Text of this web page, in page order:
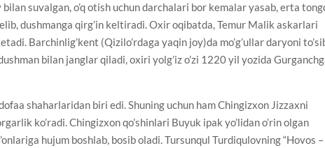
suvalgan, o’q otish uchun darchalari bor kemalar yasab, erta
dushmanga qirg’in keltiradi. Oxir oqibatda, Temur Malik askarlari
Barchinlig’kent (Qizilo’rdaga yaqin joy)da mo’g’ullar daryoni
bilan janglar qiladi, oxiri yolg’iz o’zi 1220 yil yozida
shaharlaridan biri edi. Shuning uchun ham Chingizxon Jizzaxni
ko’radi. Chingizxon qo’shinlari Buyuk ipak yo’lidan o’rin olgan
hujum boshlab, bosib oladi. Tursunqul Turdiqulovning “Hovos –